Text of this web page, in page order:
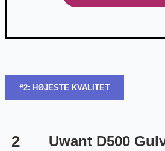
#2: HØJESTE KVALITET
2 Uwant D500